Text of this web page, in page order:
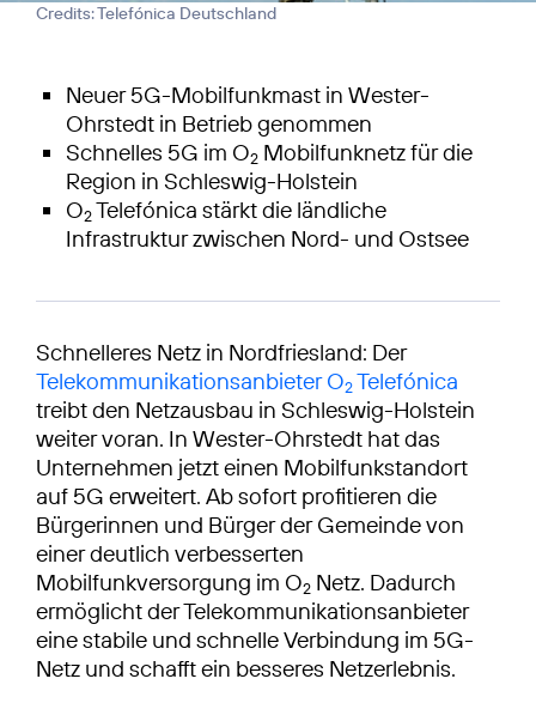
Credits: Telefónica Deutschland
Neuer 5G-Mobilfunkmast in Wester-
Ohrstedt in Betrieb genommen
Schnelles 5G im O2 Mobilfunknetz für die
Region in Schleswig-Holstein
O2Telefónica stärkt die ländliche
Infrastruktur zwischen Nord- und Ostsee
Schnelleres Netz in Nordfriesland: Der
Telekommunikationsanbieter O2Telefónica
treibt den Netzausbau in Schleswig-Holstein
weiter voran. In Wester-Ohrstedt hat das
Unternehmen jetzt einen Mobilfunkstandort
auf 5G erweitert. Ab sofort profitieren die
Bürgerinnen und Bürger der Gemeinde von
einer deutlich verbesserten
Mobilfunkversorgung im O2 Netz. Dadurch
ermöglicht der Telekommunikationsanbieter
eine stabile und schnelle Verbindung im 5G-
Netz und schafft ein besseres Netzerlebnis.